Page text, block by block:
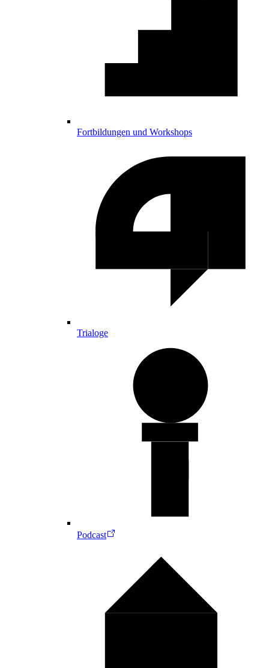
Fortbildungen und Workshops
Trialoge
Podcast